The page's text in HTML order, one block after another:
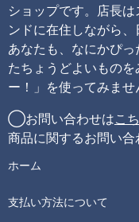
ショップです。店長
ンドに在住しながら、
あなたも、なにかぴ
たちょうどよいもの
ー！」を使ってみませ
◯お問い合わせはこ
商品に関するお問い
ホーム
支払い方法について